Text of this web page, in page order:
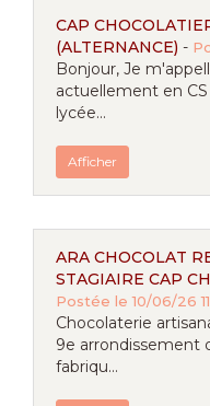
CAP
(ALTERNANCE) -
Bonjour, Je
actuellement en
lycée...
Afficher
ARA CHOCOLAT
STAGIAIRE CAP
Postée le 10/06/26
Chocolaterie
9e arrondissement
fabriqu...